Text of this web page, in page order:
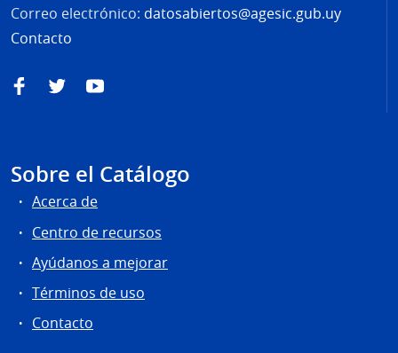
Correo electrónico: datosabiertos@agesic.gub.uy
Contacto
FacebookTwitterYouTube
Sobre el Catálogo
Acerca de
Centro de recursos
Ayúdanos a mejorar
Términos de uso
Contacto